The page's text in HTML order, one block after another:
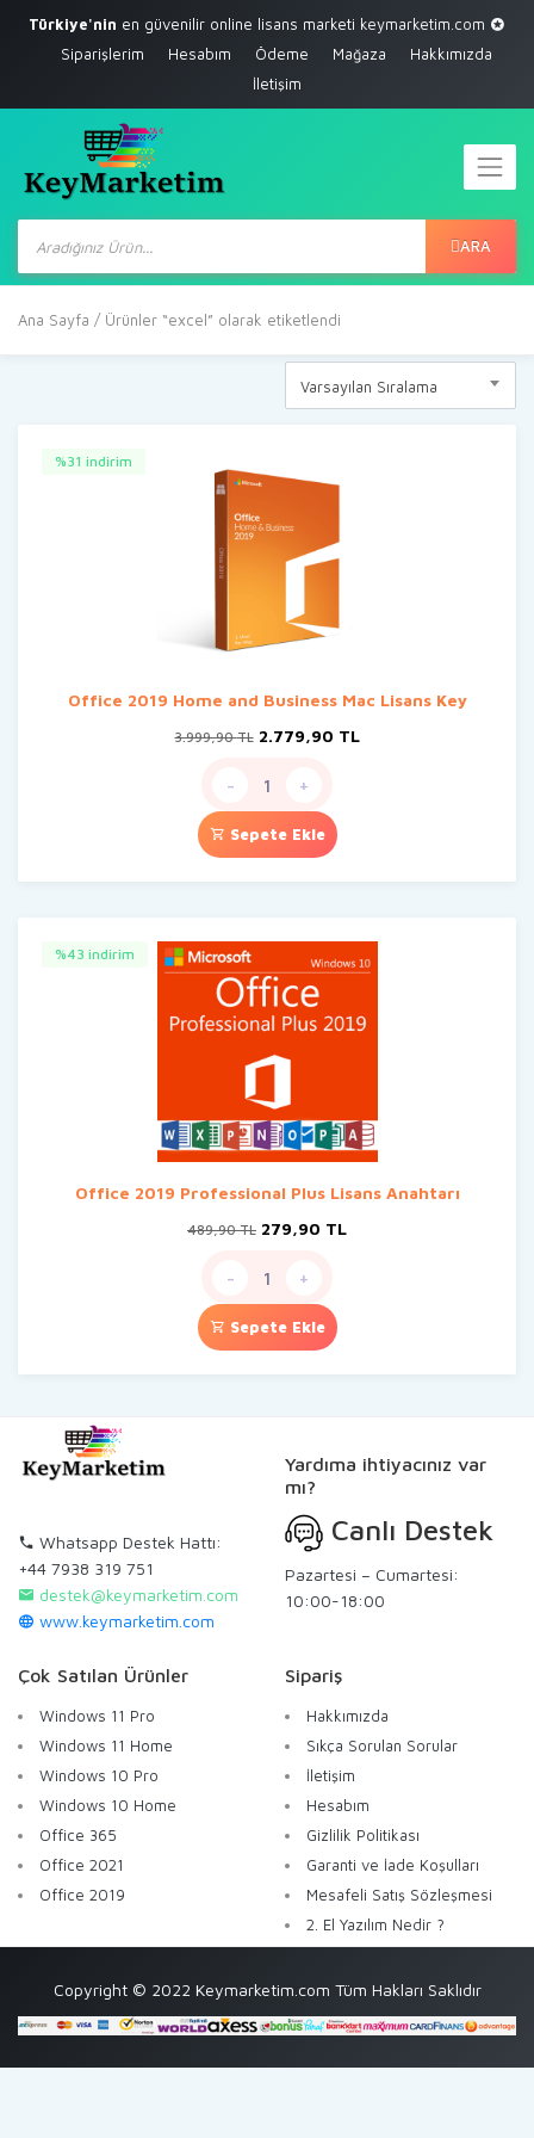
Türkiye'nin en güvenilir online lisans marketi keymarketim.com
Siparişlerim
Hesabım Ödeme Mağaza
Hakkımızda
İletişim
Products
search ARA
Ana Sayfa / Ürünler “excel” olarak etiketlendi
Varsayılan Sıralama
%31 indirim
Office 2019 Home and Business Mac Lisans Key
3.999,90TL Orijinal
2.779,90 TLŞu
- +
Sepete Ekle
%43 indirim
Office 2019 Professional Plus Lisans Anahtarı
489,90TL Orijinal
279,90 TLŞu
- +
Sepete Ekle
Whatsapp Destek Hattı:
+44 7938 319 751
destek@keymarketim.com
www.keymarketim.com
Yardıma ihtiyacınız var
mı?
Canlı Destek
Pazartesi – Cumartesi:
10:00-18:00
Çok Satılan Ürünler
Windows 11 Pro
Windows 11 Home
Windows 10 Pro
Windows 10 Home
Office 365
Office 2021
Office 2019
Sipariş
Hakkımızda
Sıkça Sorulan Sorular
İletişim
Hesabım
Gizlilik Politikası
Garanti ve İade Koşulları
Mesafeli Satış Sözleşmesi
2. El Yazılım Nedir ?
Copyright © 2022 Keymarketim.com Tüm Hakları Saklıdır